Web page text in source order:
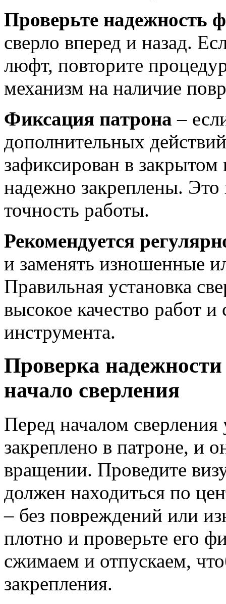
Проверьте надежность
сверло вперед и назад.
люфт, повторите
механизм на наличие
Фиксация патрона –
дополнительных
зафиксирован в
надежно закреплены. Это
точность работы.
Рекомендуется
и заменять изношенные
Правильная установка
высокое качество работ
инструмента.
Проверка надежности
начало сверления
Перед началом сверления
закреплено в патроне, и
вращении. Проведите
должен находиться по
– без повреждений или
плотно и проверьте его
сжимаем и отпускаем,
закрепления.